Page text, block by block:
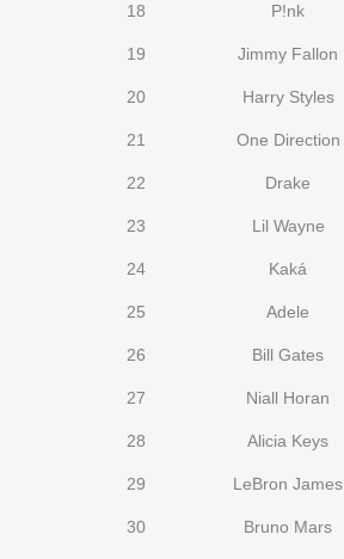
18 P!nk
19 Jimmy Fallon
20 Harry Styles
21 One Direction
22 Drake
23 Lil Wayne
24 Kaká
25 Adele
26 Bill Gates
27 Niall Horan
28 Alicia Keys
29 LeBron James
30 Bruno Mars